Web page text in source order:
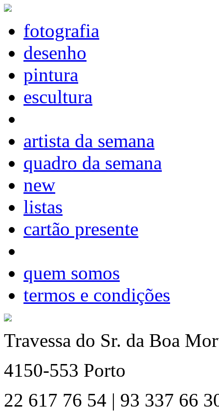
fotografia
desenho
pintura
escultura
artista da semana
quadro da semana
new
listas
cartão presente
quem somos
termos e condições
Travessa do Sr. da Boa
4150-553 Porto
22 617 76 54 | 93 337 66